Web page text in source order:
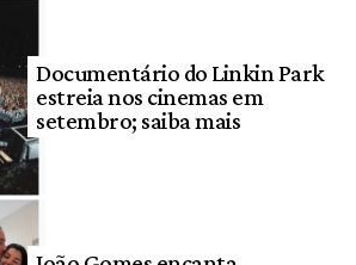
Documentário do Linkin Park
estreia nos cinemas em
setembro; saiba mais